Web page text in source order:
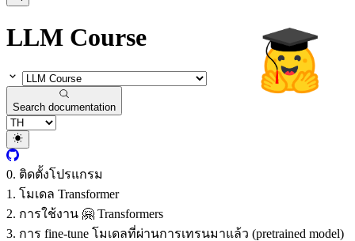
LLM Course
Search documentation
0. ติดตั้งโปรแกรม
1. โมเดล Transformer
2. การใช้งาน 🤗 Transformers
3. การ fine-tune โมเดลที่ผ่านการเทรนมาแล้ว (pretrained model)